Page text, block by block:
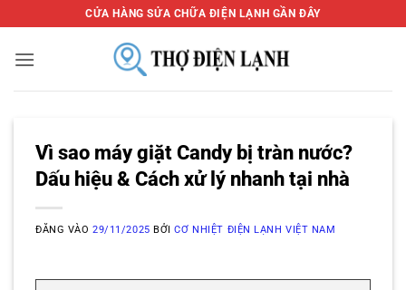
qua
nội
CỬA HÀNG SỬA CHỮA ĐIỆN LẠNH GẦN ĐÂY
Vì sao máy giặt Candy bị tràn nước?
Dấu hiệu & Cách xử lý nhanh tại nhà
ĐĂNG VÀO29/11/2025 BỞICƠ NHIỆT ĐIỆN LẠNH VIỆT NAM